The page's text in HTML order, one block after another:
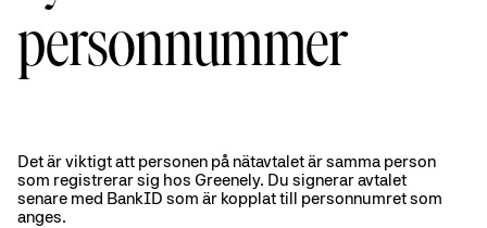
personnummer
Det är viktigt att personen på nätavtalet är samma person
som registrerar sig hos Greenely. Du signerar avtalet
senare med BankID som är kopplat till personnumret som
anges.